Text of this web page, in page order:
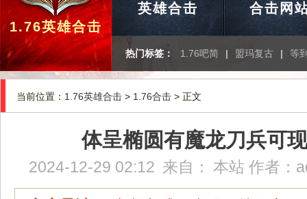
1.76英雄合击
英雄合击 合击网
热门标签： 1.76吧简 | 盟玛复古 | 等
当前位置： 1.76英雄合击 > 1.76合击 > 正文
体呈椭圆有魔龙刀兵可
2024-12-29 02:12 来自： 本站 作者：